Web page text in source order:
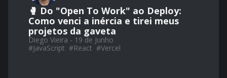
🥊 Do "Open To Work" ao Deploy:
Como venci a inércia e tirei meus
projetos da gaveta
Diego Vieira - 19 de Junho
#JavaScript #React #Vercel